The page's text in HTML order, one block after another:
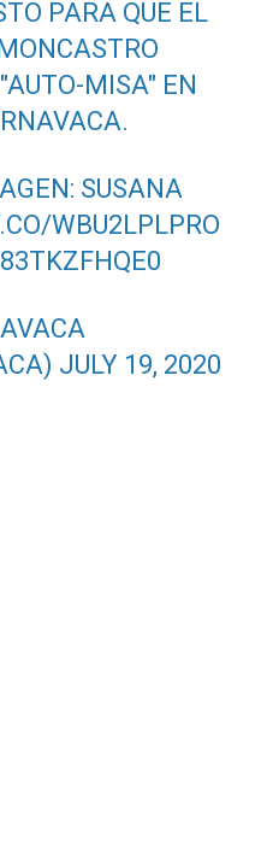
PARA QUE EL
MISA" EN
.
SUSANA
WBU2LPLPRO
JULY 19, 2020